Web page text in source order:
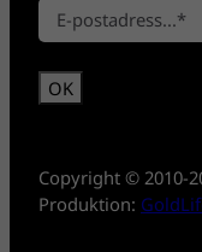
a
m
n
t
m
n
E
-
*
Copyright © 2010-
Produktion: